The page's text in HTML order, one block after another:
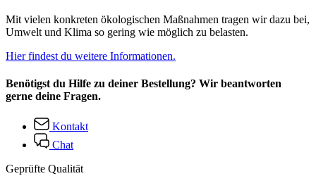
Mit vielen konkreten ökologischen Maßnahmen tragen wir dazu bei,
Umwelt und Klima so gering wie möglich zu belasten.
Hier findest du weitere Informationen.
Benötigst du Hilfe zu deiner Bestellung? Wir beantworten
gerne deine Fragen.
Kontakt
Chat
Geprüfte Qualität